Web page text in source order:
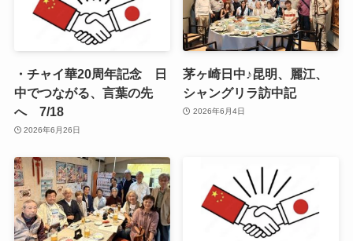
・チャイ華20周年記念 日
中でつながる、言葉の先
へ 7/18
2026年6月26日
茅ヶ崎日中♪昆明、麗江、
シャングリラ訪中記
2026年6月4日